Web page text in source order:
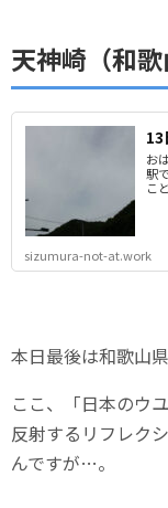
天神崎（和歌
お
駅
こ
sizumura-not-at.work
本日最後は和歌山
ここ、「日本のウ
反射するリフレク
んですが…。